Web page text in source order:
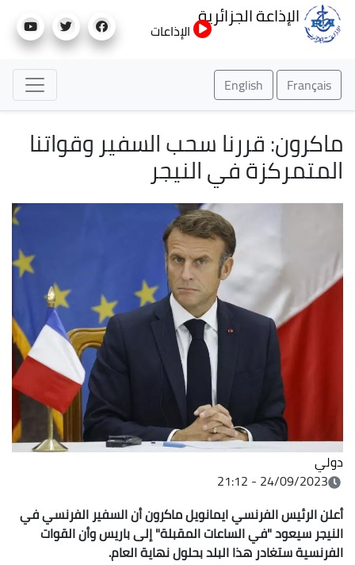
إلى
الإذاعة الجزائرية
الإذاعات
Français
English
ماكرون: قررنا سحب السفير وقواتنا
المتمركزة في النيجر
دولي
24/09/2023 - 21:12
أعلن الرئيس الفرنسي ايمانويل ماكرون أن السفير الفرنسي في
النيجر سيعود "في الساعات المقبلة" إلى باريس وأن القوات
الفرنسية ستغادر هذا البلد بحلول نهاية العام.